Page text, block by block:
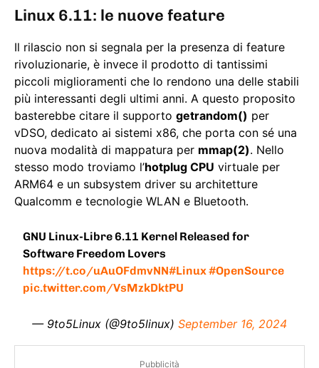
Linux 6.11: le nuove feature
Il rilascio non si segnala per la presenza di feature
rivoluzionarie, è invece il prodotto di tantissimi
piccoli miglioramenti che lo rendono una delle stabili
più interessanti degli ultimi anni. A questo proposito
basterebbe citare il supporto getrandom() per
vDSO, dedicato ai sistemi x86, che porta con sé una
nuova modalità di mappatura per mmap(2). Nello
stesso modo troviamo l’hotplug CPU virtuale per
ARM64 e un subsystem driver su architetture
Qualcomm e tecnologie WLAN e Bluetooth.
GNU Linux-Libre 6.11 Kernel Released for
Software Freedom Lovers
https://t.co/uAuOFdmvNN#Linux#OpenSource
pic.twitter.com/VsMzkDktPU
— 9to5Linux (@9to5linux) September 16, 2024
Pubblicità